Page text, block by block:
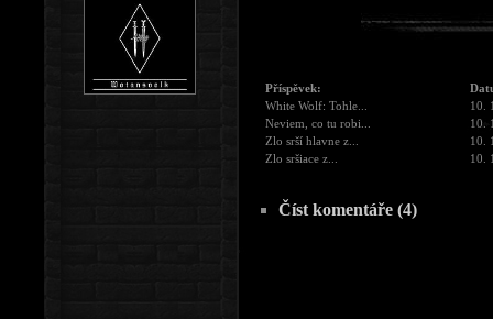
Příspěvek:
White Wolf: Tohle...
10.
Neviem, co tu robi...
10.
Zlo srší hlavne z...
10.
Zlo sršiace z...
10.
Číst komentáře (4)